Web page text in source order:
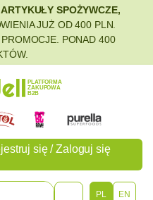
ARTYKUŁY SPOŻYWCZE,
JUŻ OD 400 PLN.
PONAD 400
PLATFORMA
ZAKUPOWA
B2B
się / Zaloguj się
PL EN